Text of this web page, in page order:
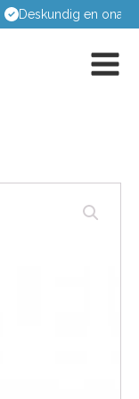
advies